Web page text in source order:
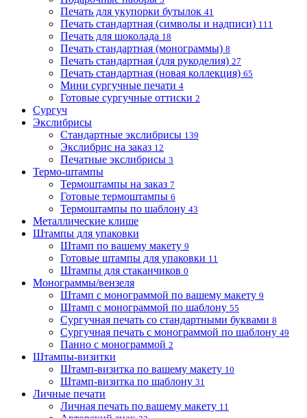
Печать для укупорки бутылок 41
Печать стандартная (символы и надписи) 111
Печать для шоколада 18
Печать стандартная (монограммы) 8
Печать стандартная (для рукоделия) 27
Печать стандартная (новая коллекция) 65
Мини сургучные печати 4
Готовые сургучные оттиски 2
Сургуч
Экслибрисы
Стандартные экслибрисы 139
Экслибрис на заказ 12
Печатные экслибрисы 3
Термо-штампы
Термоштампы на заказ 7
Готовые термоштампы 6
Термоштампы по шаблону 43
Металлические клише
Штампы для упаковки
Штамп по вашему макету 9
Готовые штампы для упаковки 11
Штампы для стаканчиков 0
Монограммы/вензеля
Штамп с монограммой по вашему макету 9
Штамп с монограммой по шаблону 55
Сургучная печать со стандартными буквами 8
Сургучная печать с монограммой по шаблону 49
Панно с монограммой 2
Штампы-визитки
Штамп-визитка по вашему макету 10
Штамп-визитка по шаблону 31
Личные печати
Личная печать по вашему макету 11